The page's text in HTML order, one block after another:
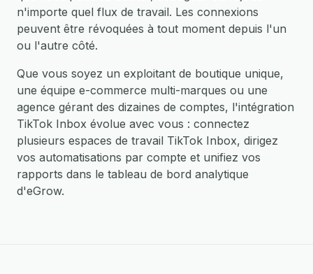
n'importe quel flux de travail. Les connexions
peuvent être révoquées à tout moment depuis l'un
ou l'autre côté.
Que vous soyez un exploitant de boutique unique,
une équipe e-commerce multi-marques ou une
agence gérant des dizaines de comptes, l'intégration
TikTok Inbox évolue avec vous : connectez
plusieurs espaces de travail TikTok Inbox, dirigez
vos automatisations par compte et unifiez vos
rapports dans le tableau de bord analytique
d'eGrow.